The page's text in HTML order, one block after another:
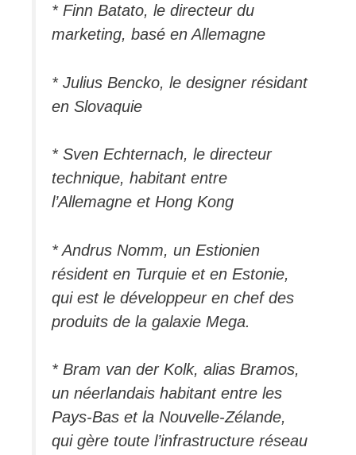
* Finn Batato, le directeur du
marketing, basé en Allemagne
* Julius Bencko, le designer résidant
en Slovaquie
* Sven Echternach, le directeur
technique, habitant entre
l’Allemagne et Hong Kong
* Andrus Nomm, un Estionien
résident en Turquie et en Estonie,
qui est le développeur en chef des
produits de la galaxie Mega.
* Bram van der Kolk, alias Bramos,
un néerlandais habitant entre les
Pays-Bas et la Nouvelle-Zélande,
qui gère toute l’infrastructure réseau